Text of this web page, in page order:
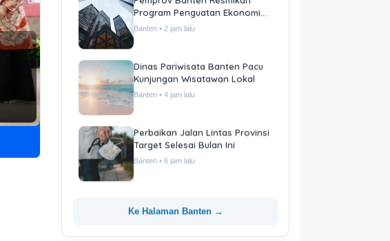
Program Penguatan Ekonomi
Daerah
Banten • 2 jam lalu
Dinas Pariwisata Banten Pacu
Kunjungan Wisatawan Lokal
Banten • 4 jam lalu
Perbaikan Jalan Lintas Provinsi
Target Selesai Bulan Ini
Banten • 6 jam lalu
Ke Halaman Banten →